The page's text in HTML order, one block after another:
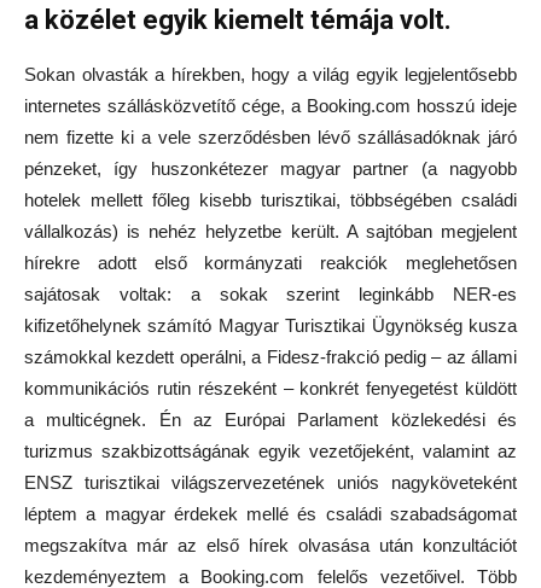
a közélet egyik kiemelt témája volt.
Sokan olvasták a hírekben, hogy a világ egyik legjelentősebb
internetes szállásközvetítő cége, a Booking.com hosszú ideje
nem fizette ki a vele szerződésben lévő szállásadóknak járó
pénzeket, így huszonkétezer magyar partner (a nagyobb
hotelek mellett főleg kisebb turisztikai, többségében családi
vállalkozás) is nehéz helyzetbe került. A sajtóban megjelent
hírekre adott első kormányzati reakciók meglehetősen
sajátosak voltak: a sokak szerint leginkább NER-es
kifizetőhelynek számító Magyar Turisztikai Ügynökség kusza
számokkal kezdett operálni, a Fidesz-frakció pedig – az állami
kommunikációs rutin részeként – konkrét fenyegetést küldött
a multicégnek. Én az Európai Parlament közlekedési és
turizmus szakbizottságának egyik vezetőjeként, valamint az
ENSZ turisztikai világszervezetének uniós nagyköveteként
léptem a magyar érdekek mellé és családi szabadságomat
megszakítva már az első hírek olvasása után konzultációt
kezdeményeztem a Booking.com felelős vezetőivel. Több